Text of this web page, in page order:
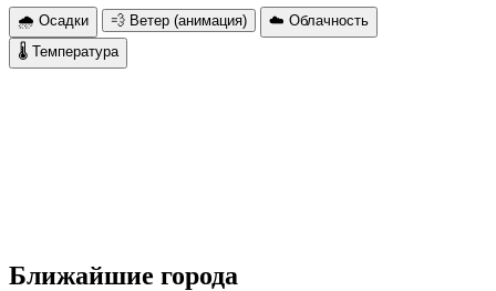
🌧 Осадки 💨 Ветер (анимация)
☁️ Облачность
🌡 Температура
Ближайшие города